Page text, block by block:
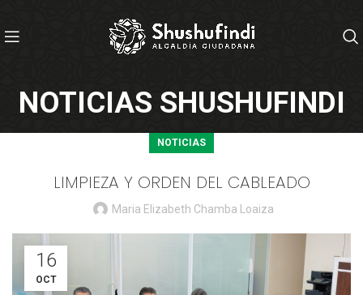
NOTICIAS SHUSHUFINDI
NOTICIAS
LIMPIEZA Y ORDEN DEL CABLEADO
Maria Elizabeth Chamba Loaiza
16
OCT